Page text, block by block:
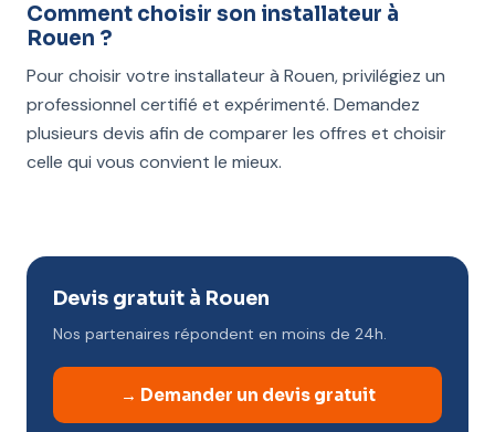
Comment choisir son installateur à
Rouen ?
Pour choisir votre installateur à Rouen, privilégiez un
professionnel certifié et expérimenté. Demandez
plusieurs devis afin de comparer les offres et choisir
celle qui vous convient le mieux.
Devis gratuit à Rouen
Nos partenaires répondent en moins de 24h.
→ Demander un devis gratuit